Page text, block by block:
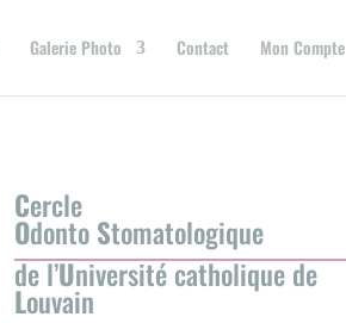
Galerie Photo Contact Mon Compte
Cercle
Odonto Stomatologique
de l’Université catholique de
Louvain